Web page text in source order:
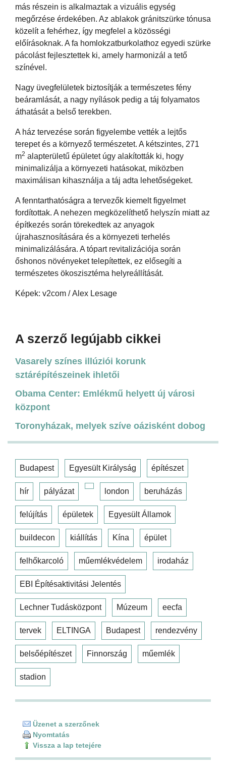
más részein is alkalmaztak a vizuális egység
megőrzése érdekében. Az ablakok gránitszürke tónusa
közelít a fehérhez, így megfelel a közösségi
előírásoknak. A fa homlokzatburkolathoz egyedi szürke
pácolást fejlesztettek ki, amely harmonizál a tető
színével.
Nagy üvegfelületek biztosítják a természetes fény
beáramlását, a nagy nyílások pedig a táj folyamatos
áthatását a belső terekben.
A ház tervezése során figyelembe vették a lejtős
terepet és a környező természetet. A kétszintes, 271
m2 alapterületű épületet úgy alakították ki, hogy
minimalizálja a környezeti hatásokat, miközben
maximálisan kihasználja a táj adta lehetőségeket.
A fenntarthatóságra a tervezők kiemelt figyelmet
fordítottak. A nehezen megközelíthető helyszín miatt az
építkezés során törekedtek az anyagok
újrahasznosítására és a környezeti terhelés
minimalizálására. A tópart revitalizációja során
őshonos növényeket telepítettek, ez elősegíti a
természetes ökoszisztéma helyreállítását.
Képek: v2com / Alex Lesage
A szerző legújabb cikkei
Vasarely színes illúziói korunk
sztárépítészeinek ihletői
Obama Center: Emlékmű helyett új városi
központ
Toronyházak, melyek szíve oázisként dobog
Budapest Egyesült Királyság építészet
hír pályázat london beruházás
felújítás épületek Egyesült Államok
buildecon kiállítás Kína épület
felhőkarcoló műemlékvédelem irodaház
EBI Építésaktivitási Jelentés
Lechner Tudásközpont Múzeum eecfa
tervek ELTINGA Budapest rendezvény
belsőépítészet Finnország műemlék
stadion
Üzenet a szerzőnek
Nyomtatás
Vissza a lap tetejére